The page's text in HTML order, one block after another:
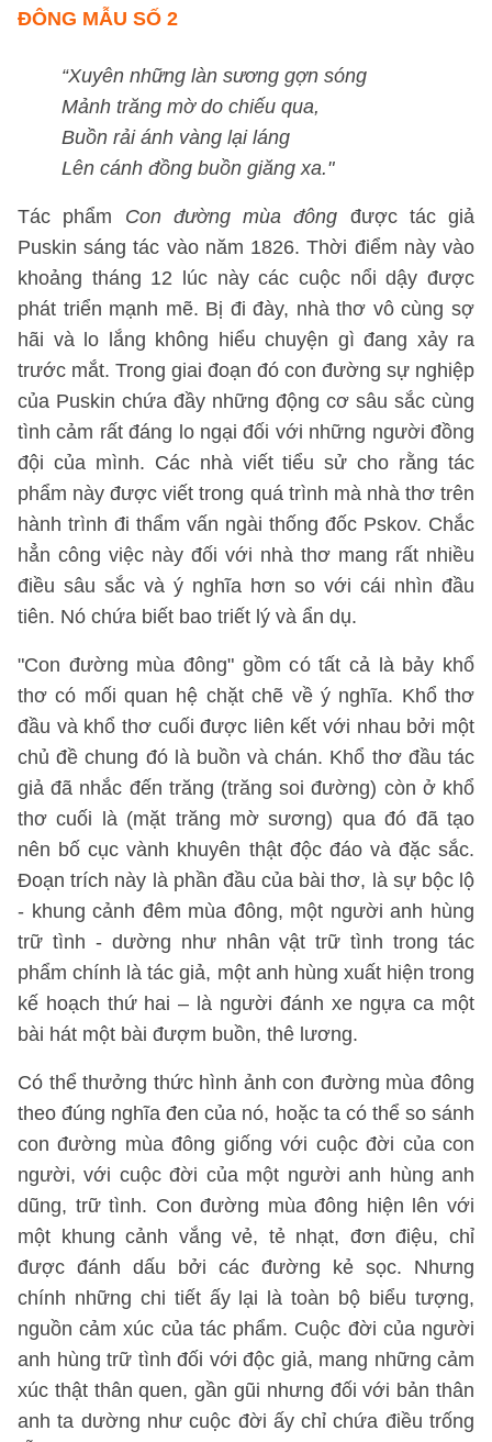
ĐÔNG MẪU SỐ 2
“Xuyên những làn sương gợn sóng
Mảnh trăng mờ do chiếu qua,
Buồn rải ánh vàng lại láng
Lên cánh đồng buồn giăng xa."
Tác phẩm Con đường mùa đông được tác giả
Puskin sáng tác vào năm 1826. Thời điểm này vào
khoảng tháng 12 lúc này các cuộc nổi dậy được
phát triển mạnh mẽ. Bị đi đày, nhà thơ vô cùng sợ
hãi và lo lắng không hiểu chuyện gì đang xảy ra
trước mắt. Trong giai đoạn đó con đường sự nghiệp
của Puskin chứa đầy những động cơ sâu sắc cùng
tình cảm rất đáng lo ngại đối với những người đồng
đội của mình. Các nhà viết tiểu sử cho rằng tác
phẩm này được viết trong quá trình mà nhà thơ trên
hành trình đi thẩm vấn ngài thống đốc Pskov. Chắc
hẳn công việc này đối với nhà thơ mang rất nhiều
điều sâu sắc và ý nghĩa hơn so với cái nhìn đầu
tiên. Nó chứa biết bao triết lý và ẩn dụ.
"Con đường mùa đông" gồm có tất cả là bảy khổ
thơ có mối quan hệ chặt chẽ về ý nghĩa. Khổ thơ
đầu và khổ thơ cuối được liên kết với nhau bởi một
chủ đề chung đó là buồn và chán. Khổ thơ đầu tác
giả đã nhắc đến trăng (trăng soi đường) còn ở khổ
thơ cuối là (mặt trăng mờ sương) qua đó đã tạo
nên bố cục vành khuyên thật độc đáo và đặc sắc.
Đoạn trích này là phần đầu của bài thơ, là sự bộc lộ
- khung cảnh đêm mùa đông, một người anh hùng
trữ tình - dường như nhân vật trữ tình trong tác
phẩm chính là tác giả, một anh hùng xuất hiện trong
kế hoạch thứ hai – là người đánh xe ngựa ca một
bài hát một bài đượm buồn, thê lương.
Có thể thưởng thức hình ảnh con đường mùa đông
theo đúng nghĩa đen của nó, hoặc ta có thể so sánh
con đường mùa đông giống với cuộc đời của con
người, với cuộc đời của một người anh hùng anh
dũng, trữ tình. Con đường mùa đông hiện lên với
một khung cảnh vắng vẻ, tẻ nhạt, đơn điệu, chỉ
được đánh dấu bởi các đường kẻ sọc. Nhưng
chính những chi tiết ấy lại là toàn bộ biểu tượng,
nguồn cảm xúc của tác phẩm. Cuộc đời của người
anh hùng trữ tình đối với độc giả, mang những cảm
xúc thật thân quen, gần gũi nhưng đối với bản thân
anh ta dường như cuộc đời ấy chỉ chứa điều trống